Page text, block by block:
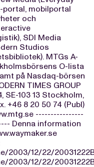
portal, mobilportal
och
SDI Media
Studios
MTGs A-
O-lista
på Nasdaq-börsen
TIMES GROUP
SE-103 13 Stockholm,
+46 8 20 50 74 (Publ)
----------------
Denna information
2003/12/22/
2003/12/22/